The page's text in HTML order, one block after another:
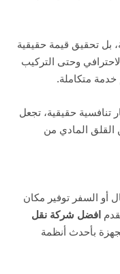
بل تحقيق قيمة حقيقية
وحتى التركيب
متكاملة.
حقيقية، تجعل
القلق المادي من
أو السفر توفير مكان
افضل شركة نقل
بأحدث أنظمة